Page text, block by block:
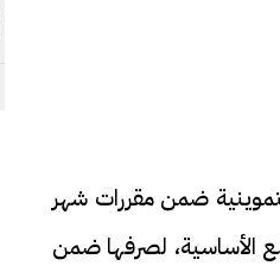
ضمن مقررات شهر
الأساسية، لصرفها ضمن